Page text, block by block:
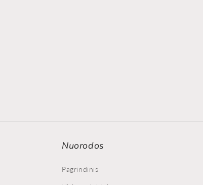
Nuorodos
Pagrindinis